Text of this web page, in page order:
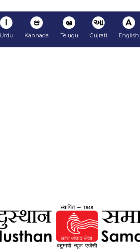
ا
Urdu
ಆ
Kannada
ఆ
Telugu
આ
Gujrati
A
English